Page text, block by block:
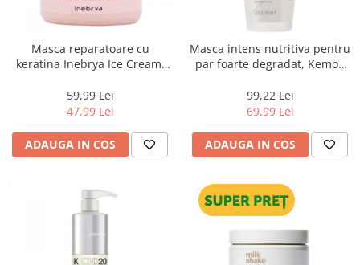
Masca reparatoare cu
keratina Inebrya Ice Cream,
59,99 Lei
47,99 Lei
ADAUGA IN COS
Masca intens nutritiva pentru
par foarte degradat, Kemon
ml
99,22 Lei
69,99 Lei
ADAUGA IN COS